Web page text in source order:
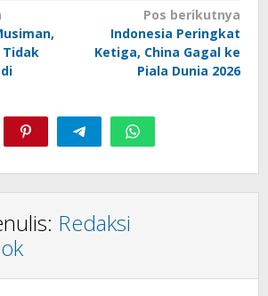
Tidak
Pos berikutnya
Indonesia Peringkat
Ketiga, China Gagal ke
Piala Dunia 2026
Redaksi